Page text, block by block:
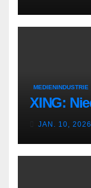
MEDIENINDUSTRIE
XING:
JAN. 10, 2026